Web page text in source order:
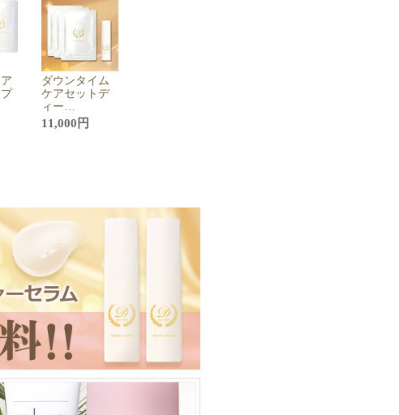
ダ​ウ​ン​タ​イ​ム​
ケ​ア​セ​ッ​ト​デ​
ィ​ー​…
11,000 円